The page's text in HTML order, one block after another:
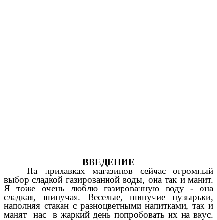
ВВЕДЕНИЕ
На прилавках магазинов сейчас огромный
выбор сладкой газированной воды, она так и манит.
Я тоже очень люблю газированную воду - она
сладкая, шипучая.
Веселые, шипучие пузырьки,
наполняя стакан с разноцветными напитками, так и
манят нас в жаркий день попробовать их на вкус.